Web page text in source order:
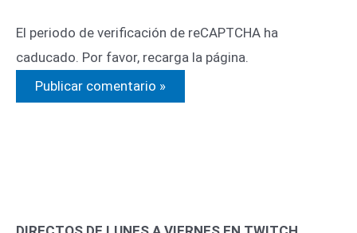
El periodo de verificación de reCAPTCHA ha
caducado. Por favor, recarga la página.